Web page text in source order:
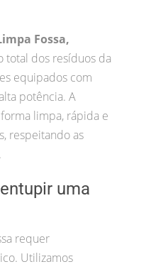
Fossa,
total dos resíduos da
equipados com
potência. A
limpa, rápida e
respeitando as
uma
requer
Utilizamos